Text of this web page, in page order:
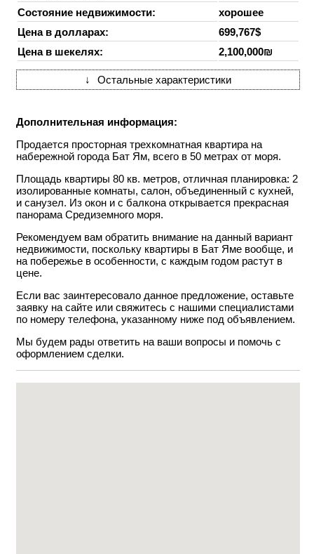
Состояние недвижимости:
хорошее
Цена в долларах:
699,767$
Цена в шекелях:
2,100,000₪
↓ Остальные характеристики
Дополнительная информация:
Продается просторная трехкомнатная квартира на
набережной города Бат Ям, всего в 50 метрах от моря.
Площадь квартиры 80 кв. метров, отличная планировка: 2
изолированные комнаты, салон, объединенный с кухней,
и санузел. Из окон и с балкона открывается прекрасная
панорама Средиземного моря.
Рекомендуем вам обратить внимание на данный вариант
недвижимости, поскольку квартиры в Бат Яме вообще, и
на побережье в особенности, с каждым годом растут в
цене.
Если вас заинтересовало данное предложение, оставьте
заявку на сайте или свяжитесь с нашими специалистами
по номеру телефона, указанному ниже под объявлением.
Мы будем рады ответить на ваши вопросы и помочь с
оформлением сделки.